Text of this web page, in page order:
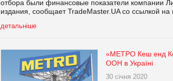
отбора были финансовые показатели компании
издания, сообщает TradeMaster.UA со ссылкой на
детальніше
«МЕТРО Кеш енд
ООН в Україні
30 січня 2020